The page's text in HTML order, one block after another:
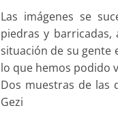
Las imágenes se
piedras y
situación de su gente
lo que hemos podido
Dos muestras de las
Gezi